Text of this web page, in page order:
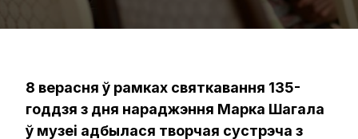
8 верасня ў рамках святкавання 135-
годдзя з дня нараджэння Марка Шагала
ў музеі адбылася творчая сустрэча з